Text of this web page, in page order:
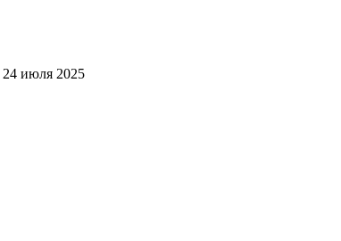
24 июля 2025